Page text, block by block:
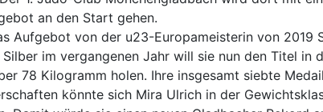
an den Start gehen.
Aufgebot von der u23-Europameisterin von 2019
im vergangenen Jahr will sie nun den Titel in
78 Kilogramm holen. Ihre insgesamt siebte
könnte sich Mira Ulrich in der